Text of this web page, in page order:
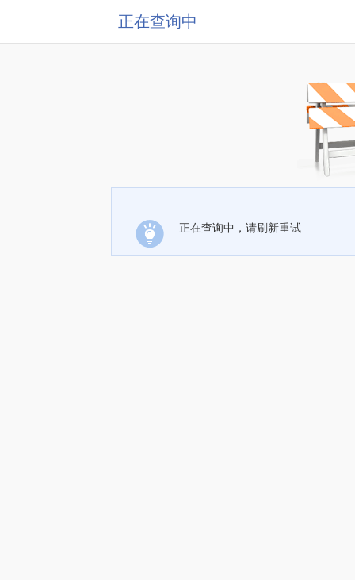
正在查询中
正在查询中，请刷新重试